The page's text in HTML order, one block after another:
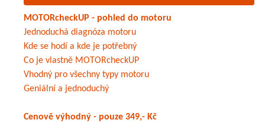
MOTORcheckUP - pohled do motoru
Jednoduchá diagnóza motoru
Kde se hodí a kde je potřebný
Co je vlastně MOTORcheckUP
Vhodný pro všechny typy motoru
Geniální a jednoduchý
Cenově výhodný - pouze 349,- Kč